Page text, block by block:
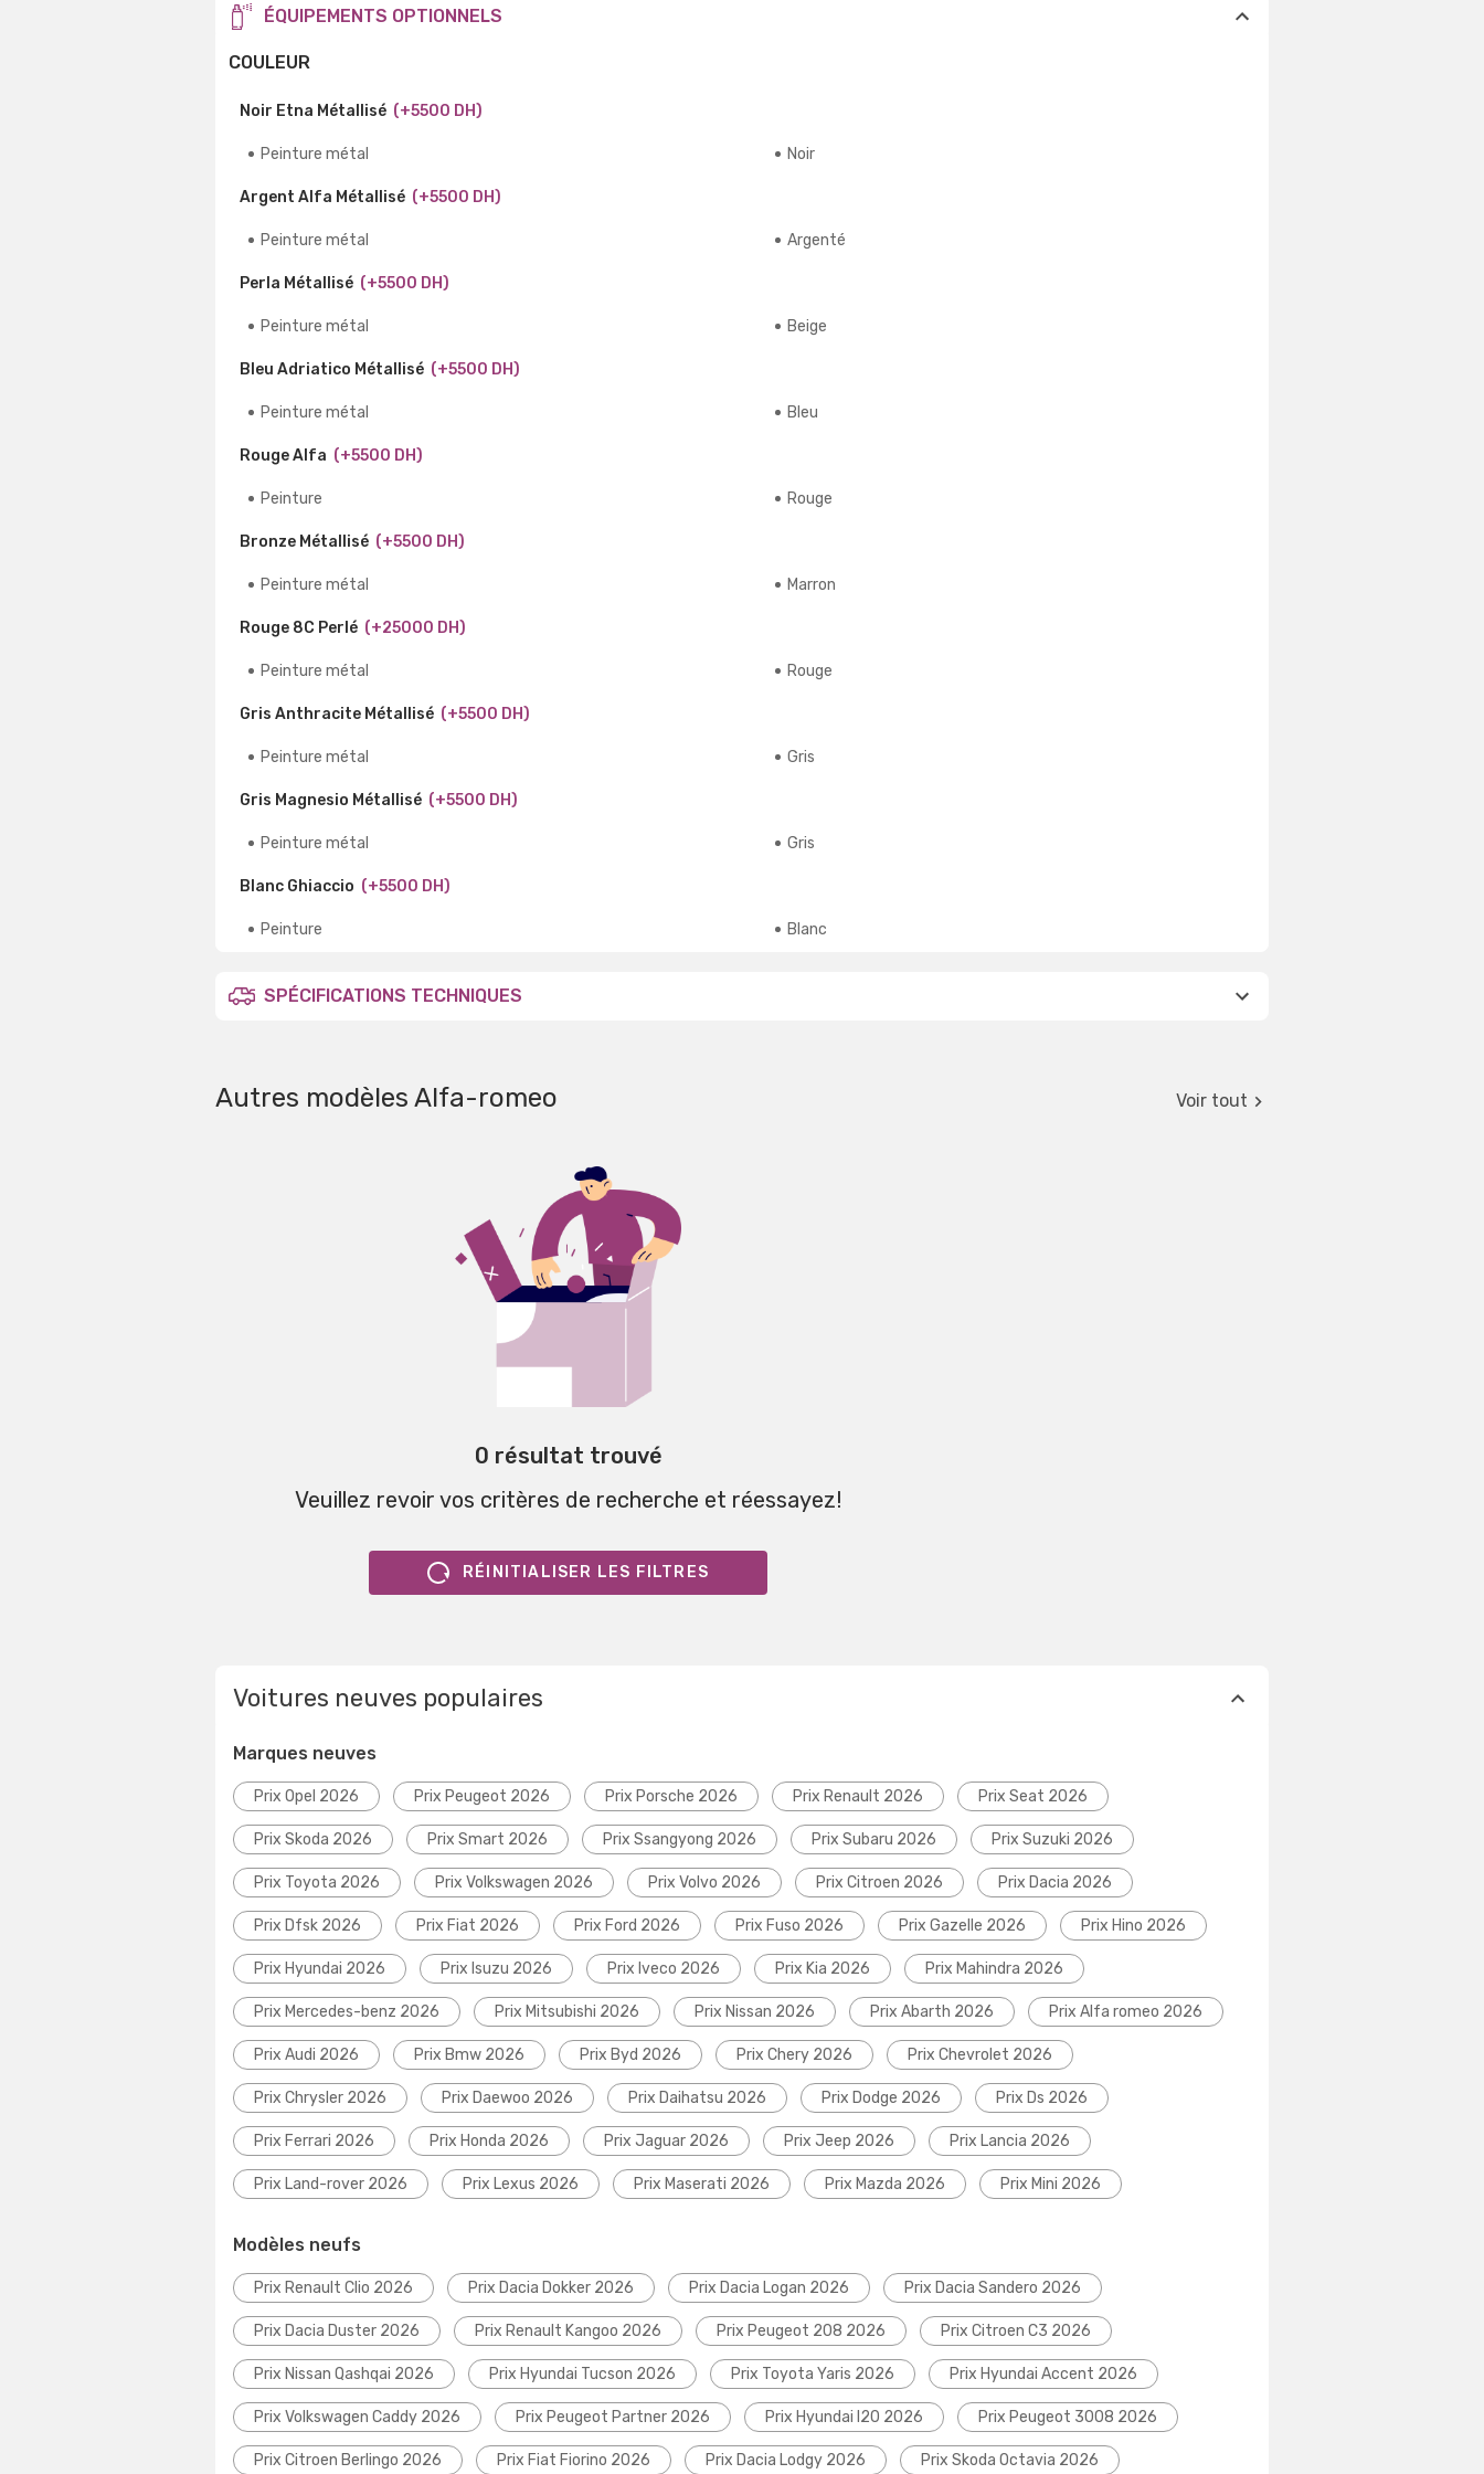
ÉQUIPEMENTS OPTIONNELS
COULEUR
Noir Etna Métallisé (+5500 DH)
Peinture métal Noir
Argent Alfa Métallisé (+5500 DH)
Peinture métal Argenté
Perla Métallisé (+5500 DH)
Peinture métal Beige
Bleu Adriatico Métallisé (+5500 DH)
Peinture métal Bleu
Rouge Alfa (+5500 DH)
Peinture Rouge
Bronze Métallisé (+5500 DH)
Peinture métal Marron
Rouge 8C Perlé (+25000 DH)
Peinture métal Rouge
Gris Anthracite Métallisé (+5500 DH)
Peinture métal Gris
Gris Magnesio Métallisé (+5500 DH)
Peinture métal Gris
Blanc Ghiaccio (+5500 DH)
Peinture Blanc
SPÉCIFICATIONS TECHNIQUES
Autres modèles Alfa-romeo Voir tout
0 résultat trouvé
Veuillez revoir vos critères de recherche et réessayez!
RÉINITIALISER LES FILTRES
Voitures neuves populaires
Marques neuves
Prix Opel 2026 Prix Peugeot 2026 Prix Porsche 2026 Prix Renault 2026 Prix Seat 2026
Prix Skoda 2026 Prix Smart 2026 Prix Ssangyong 2026 Prix Subaru 2026 Prix Suzuki 2026
Prix Toyota 2026 Prix Volkswagen 2026 Prix Volvo 2026 Prix Citroen 2026 Prix Dacia 2026
Prix Dfsk 2026 Prix Fiat 2026 Prix Ford 2026 Prix Fuso 2026 Prix Gazelle 2026 Prix Hino 2026
Prix Hyundai 2026 Prix Isuzu 2026 Prix Iveco 2026 Prix Kia 2026 Prix Mahindra 2026
Prix Mercedes-benz 2026 Prix Mitsubishi 2026 Prix Nissan 2026 Prix Abarth 2026 Prix Alfa romeo 2026
Prix Audi 2026 Prix Bmw 2026 Prix Byd 2026 Prix Chery 2026 Prix Chevrolet 2026
Prix Chrysler 2026 Prix Daewoo 2026 Prix Daihatsu 2026 Prix Dodge 2026 Prix Ds 2026
Prix Ferrari 2026 Prix Honda 2026 Prix Jaguar 2026 Prix Jeep 2026 Prix Lancia 2026
Prix Land-rover 2026 Prix Lexus 2026 Prix Maserati 2026 Prix Mazda 2026 Prix Mini 2026
Modèles neufs
Prix Renault Clio 2026 Prix Dacia Dokker 2026 Prix Dacia Logan 2026 Prix Dacia Sandero 2026
Prix Dacia Duster 2026 Prix Renault Kangoo 2026 Prix Peugeot 208 2026 Prix Citroen C3 2026
Prix Nissan Qashqai 2026 Prix Hyundai Tucson 2026 Prix Toyota Yaris 2026 Prix Hyundai Accent 2026
Prix Volkswagen Caddy 2026 Prix Peugeot Partner 2026 Prix Hyundai I20 2026 Prix Peugeot 3008 2026
Prix Citroen Berlingo 2026 Prix Fiat Fiorino 2026 Prix Dacia Lodgy 2026 Prix Skoda Octavia 2026